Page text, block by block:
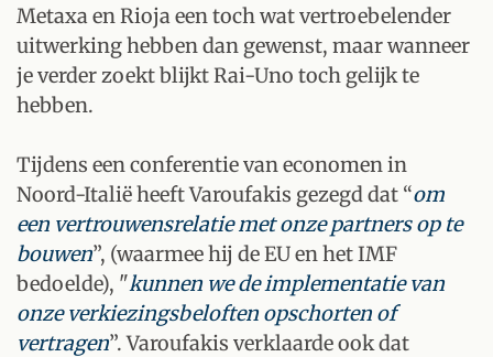
Metaxa en Rioja een toch wat vertroebelender
uitwerking hebben dan gewenst, maar wanneer
je verder zoekt blijkt Rai-Uno toch gelijk te
hebben.
Tijdens een conferentie van economen in
Noord-Italië heeft Varoufakis gezegd dat “om
een vertrouwensrelatie met onze partners op te
bouwen”, (waarmee hij de EU en het IMF
bedoelde), "kunnen we de implementatie van
onze verkiezingsbeloften opschorten of
vertragen”. Varoufakis verklaarde ook dat